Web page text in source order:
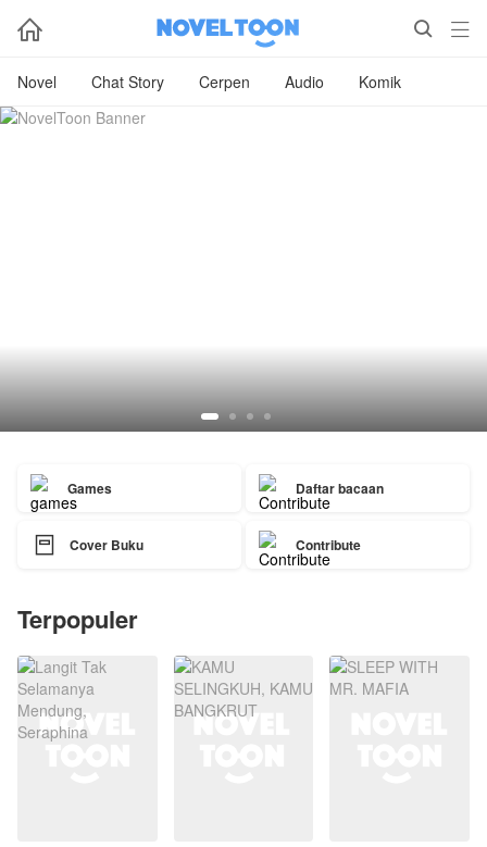
  
Novel Chat Story Cerpen Audio Komik
Games Daftar bacaan
 Cover Buku Contribute
Terpopuler